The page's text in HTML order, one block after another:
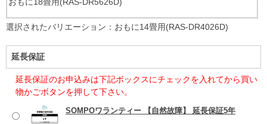
選択されたバリエーション：おもに14畳用(RAS-DR4026D)
延長保証
延長保証のお申込みは下記ボックスにチェックを入れてから買い
物かごボタンを押して下さい。
SOMPOワランティー 【自然故障】 延長保証5年